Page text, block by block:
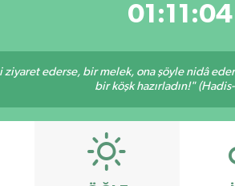
01:11:03
ziyaret ederse, bir melek, ona şöyle nidâ
bir köşk hazırladın!"